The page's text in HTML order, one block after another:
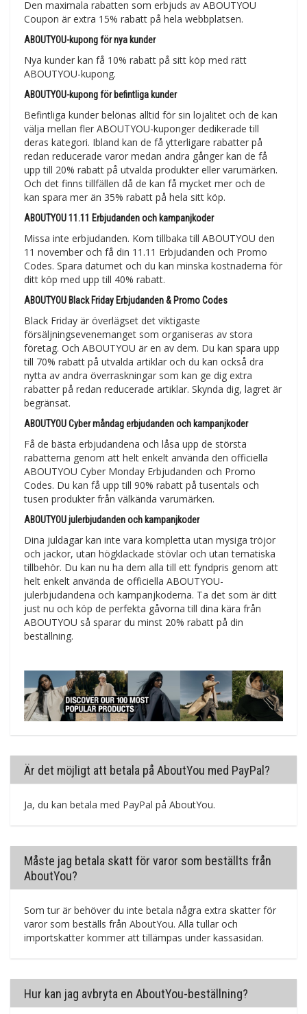
Den maximala rabatten som erbjuds av ABOUTYOU
Coupon är extra 15% rabatt på hela webbplatsen.
ABOUTYOU-kupong för nya kunder
Nya kunder kan få 10% rabatt på sitt köp med rätt
ABOUTYOU-kupong.
ABOUTYOU-kupong för befintliga kunder
Befintliga kunder belönas alltid för sin lojalitet och de kan
välja mellan fler ABOUTYOU-kuponger dedikerade till
deras kategori. Ibland kan de få ytterligare rabatter på
redan reducerade varor medan andra gånger kan de få
upp till 20% rabatt på utvalda produkter eller varumärken.
Och det finns tillfällen då de kan få mycket mer och de
kan spara mer än 35% rabatt på hela sitt köp.
ABOUTYOU 11.11 Erbjudanden och kampanjkoder
Missa inte erbjudanden. Kom tillbaka till ABOUTYOU den
11 november och få din 11.11 Erbjudanden och Promo
Codes. Spara datumet och du kan minska kostnaderna för
ditt köp med upp till 40% rabatt.
ABOUTYOU Black Friday Erbjudanden & Promo Codes
Black Friday är överlägset det viktigaste
försäljningsevenemanget som organiseras av stora
företag. Och ABOUTYOU är en av dem. Du kan spara upp
till 70% rabatt på utvalda artiklar och du kan också dra
nytta av andra överraskningar som kan ge dig extra
rabatter på redan reducerade artiklar. Skynda dig, lagret är
begränsat.
ABOUTYOU Cyber måndag erbjudanden och kampanjkoder
Få de bästa erbjudandena och låsa upp de största
rabatterna genom att helt enkelt använda den officiella
ABOUTYOU Cyber Monday Erbjudanden och Promo
Codes. Du kan få upp till 90% rabatt på tusentals och
tusen produkter från välkända varumärken.
ABOUTYOU julerbjudanden och kampanjkoder
Dina juldagar kan inte vara kompletta utan mysiga tröjor
och jackor, utan högklackade stövlar och utan tematiska
tillbehör. Du kan nu ha dem alla till ett fyndpris genom att
helt enkelt använda de officiella ABOUTYOU-
julerbjudandena och kampanjkoderna. Ta det som är ditt
just nu och köp de perfekta gåvorna till dina kära från
ABOUTYOU så sparar du minst 20% rabatt på din
beställning.
Är det möjligt att betala på AboutYou med PayPal?
Ja, du kan betala med PayPal på AboutYou.
Måste jag betala skatt för varor som beställts från
AboutYou?
Som tur är behöver du inte betala några extra skatter för
varor som beställs från AboutYou. Alla tullar och
importskatter kommer att tillämpas under kassasidan.
Hur kan jag avbryta en AboutYou-beställning?